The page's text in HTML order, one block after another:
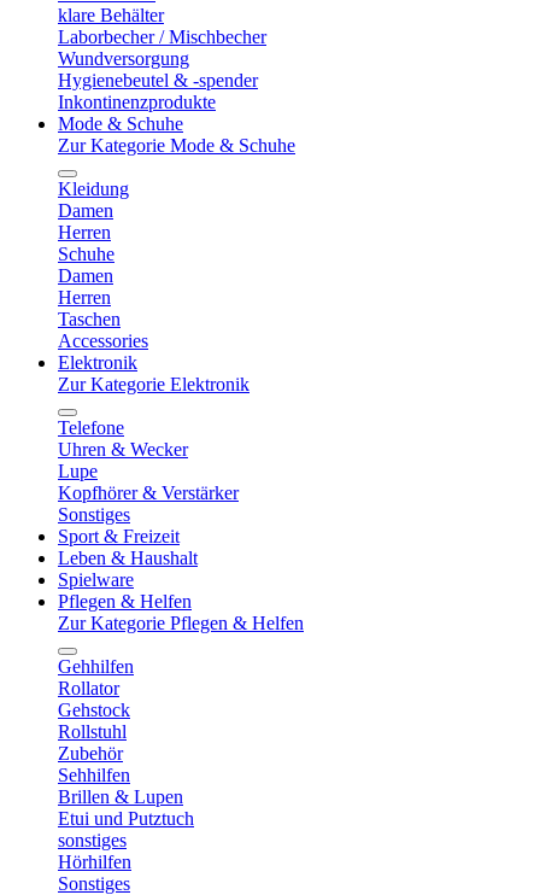
klare Behälter
Laborbecher / Mischbecher
Wundversorgung
Hygienebeutel & -spender
Inkontinenzprodukte
Mode & Schuhe
Zur Kategorie Mode & Schuhe
Kleidung
Damen
Herren
Schuhe
Damen
Herren
Taschen
Accessories
Elektronik
Zur Kategorie Elektronik
Telefone
Uhren & Wecker
Lupe
Kopfhörer & Verstärker
Sonstiges
Sport & Freizeit
Leben & Haushalt
Spielware
Pflegen & Helfen
Zur Kategorie Pflegen & Helfen
Gehhilfen
Rollator
Gehstock
Rollstuhl
Zubehör
Sehhilfen
Brillen & Lupen
Etui und Putztuch
sonstiges
Hörhilfen
Sonstiges